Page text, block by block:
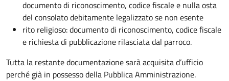
documento di riconoscimento, codice fiscale e nulla osta
del consolato debitamente legalizzato se non esente
rito religioso: documento di riconoscimento, codice fiscale
e richiesta di pubblicazione rilasciata dal parroco.
Tutta la restante documentazione sarà acquisita d’ufficio
perché già in possesso della Pubblica Amministrazione.